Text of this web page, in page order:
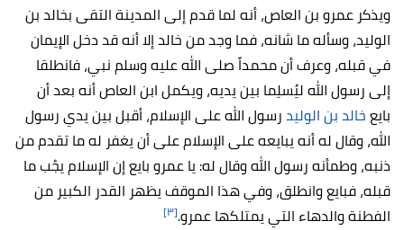
ويذكر عمرو بن العاص، أنه لما قدم إلى المدينة التقى بخالد بن
الوليد، وسأله ما شانه، فما وجد من خالد إلا أنه قد دخل الإيمان
في قبله، وعرف أن محمداً صلى الله عليه وسلم نبي، فانطلقا
إلى رسول الله ليُسلِما بين يديه، ويكمل ابن العاص أنه بعد أن
بايعخالد بن الوليدرسول الله على الإسلام، أقبل بين يدي رسول
الله، وقال له أنه يبايعه على الإسلام على أن يغفر له ما تقدم من
ذنبه، وطمأنه رسول الله وقال له: يا عمرو بايع إن الإسلام يجُب ما
قبله، فبايع وانطلق، وفي هذا الموقف يظهر القدر الكبير من
الفطنة والدهاء التي يمتلكها عمرو.[٣]